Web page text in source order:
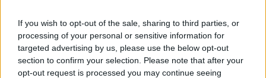
If you wish to opt-out of the sale, sharing to third parties, or
processing of your personal or sensitive information for
targeted advertising by us, please use the below opt-out
section to confirm your selection. Please note that after your
opt-out request is processed you may continue seeing